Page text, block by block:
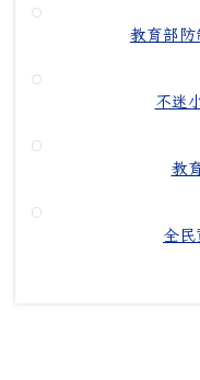
教育部防
不迷
教
全民